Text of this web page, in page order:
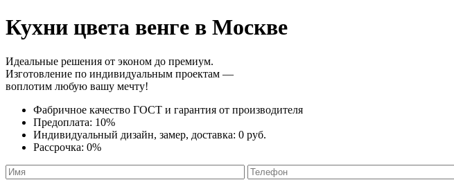
Кухни цвета венге в Москве
Идеальные решения от эконом до премиум.
Изготовление по индивидуальным проектам —
воплотим любую вашу мечту!
Фабричное качество ГОСТ и гарантия от производителя
Предоплата: 10%
Индивидуальный дизайн, замер, доставка: 0 руб.
Рассрочка: 0%